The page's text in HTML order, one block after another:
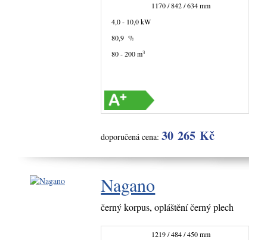
1170 / 842 / 634 mm
4,0 - 10,0 kW
80,9 %
80 - 200 m3
doporučená cena:30 265 Kč
Nagano
černý korpus, opláštění černý plech
1219 / 484 / 450 mm